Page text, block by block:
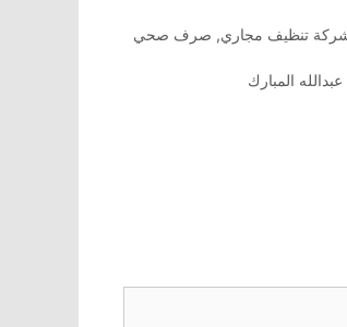
تنظيف مجاري, صرف صحي
المبارك